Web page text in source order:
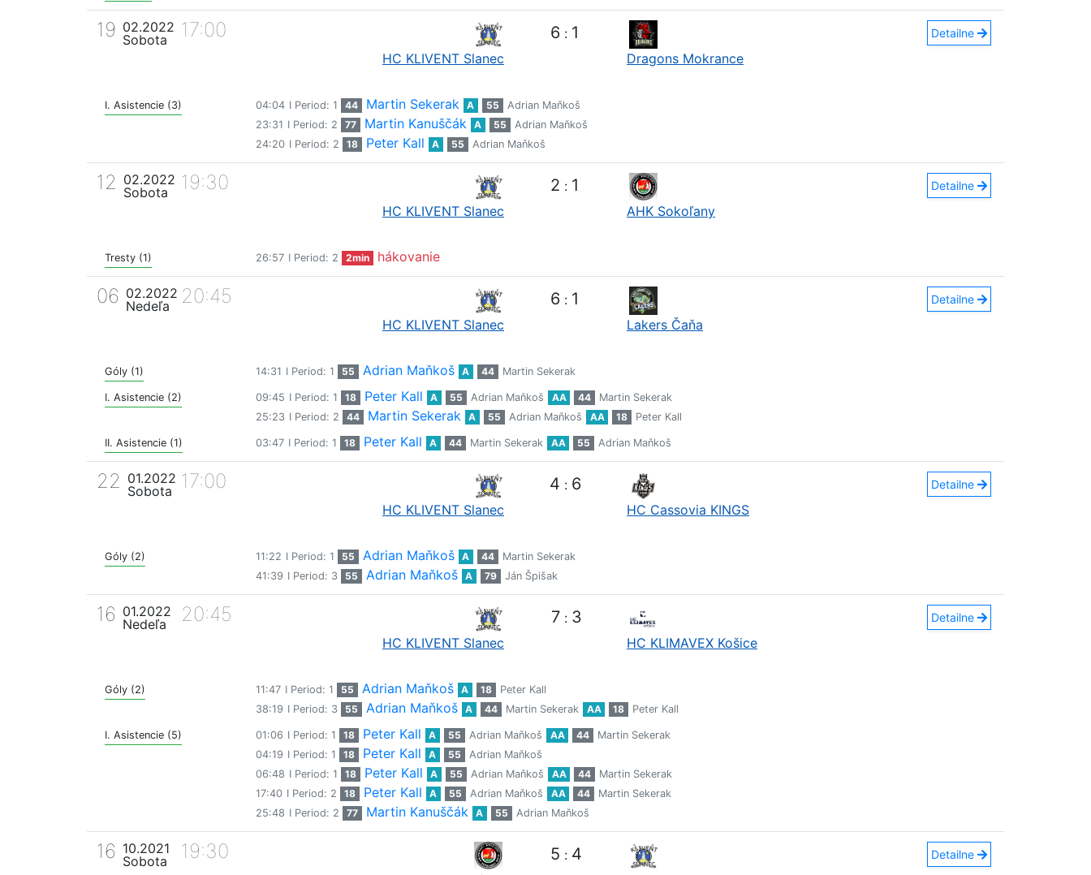
19 02.2022
Sobota
17:00
HC KLIVENT Slanec
6 : 1
Dragons Mokrance
Detailne
I. Asistencie (3) 04:04 I Period: 1 44 Martin Sekerak A 55
Adrian Maňkoš
23:31 I Period: 2 77 Martin Kanuščák A 55
Adrian Maňkoš
24:20 I Period: 2 18 Peter Kall A 55 Adrian Maňkoš
12 02.2022
Sobota
19:30
HC KLIVENT Slanec
2 : 1
AHK Sokoľany
Detailne
Tresty (1) 26:57 I Period: 2 2min hákovanie
06 02.2022
Nedeľa
20:45
HC KLIVENT Slanec
6 : 1
Lakers Čaňa
Detailne
Góly (1) 14:31 I Period: 1 55 Adrian Maňkoš A 44 Martin Sekerak
I. Asistencie (2) 09:45 I Period: 1 18 Peter Kall A 55 Adrian Maňkoš AA 44
Martin Sekerak
25:23 I Period: 2 44 Martin Sekerak A 55 Adrian Maňkoš AA 18 Peter Kall
II. Asistencie (1) 03:47 I Period: 1 18 Peter Kall A 44 Martin Sekerak AA 55 Adrian Maňkoš
22 01.2022
Sobota
17:00
HC KLIVENT Slanec
4 : 6
HC Cassovia KINGS
Detailne
Góly (2) 11:22 I Period: 1 55 Adrian Maňkoš A 44
Martin Sekerak
41:39 I Period: 3 55 Adrian Maňkoš A 79 Ján Špišak
16 01.2022
Nedeľa
20:45
HC KLIVENT Slanec
7 : 3
HC KLIMAVEX Košice
Detailne
Góly (2) 11:47 I Period: 1 55 Adrian Maňkoš A 18
Peter Kall
38:19 I Period: 3 55 Adrian Maňkoš A 44 Martin Sekerak AA 18 Peter Kall
I. Asistencie (5) 01:06 I Period: 1 18 Peter Kall A 55 Adrian Maňkoš AA 44
Martin Sekerak
04:19 I Period: 1 18 Peter Kall A 55
Adrian Maňkoš
06:48 I Period: 1 18 Peter Kall A 55 Adrian Maňkoš AA 44
Martin Sekerak
17:40 I Period: 2 18 Peter Kall A 55 Adrian Maňkoš AA 44
Martin Sekerak
25:48 I Period: 2 77 Martin Kanuščák A 55 Adrian Maňkoš
16 10.2021
Sobota
19:30 5 : 4 Detailne